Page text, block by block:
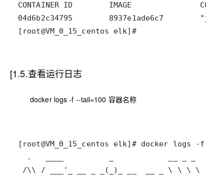
[root@VM_0_15_centos elk]#
[1.5.查看运行日志
docker logs -f --tail=100 容器名称